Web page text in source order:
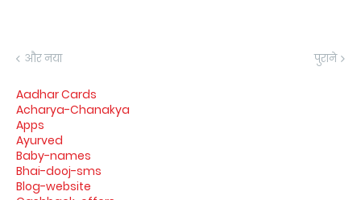
और नया पुराने
Aadhar Cards
Acharya-Chanakya
Apps
Ayurved
Baby-names
Bhai-dooj-sms
Blog-website